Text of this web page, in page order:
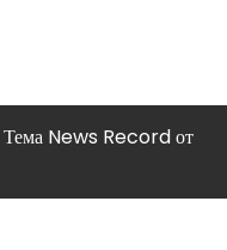
Тема News Record от